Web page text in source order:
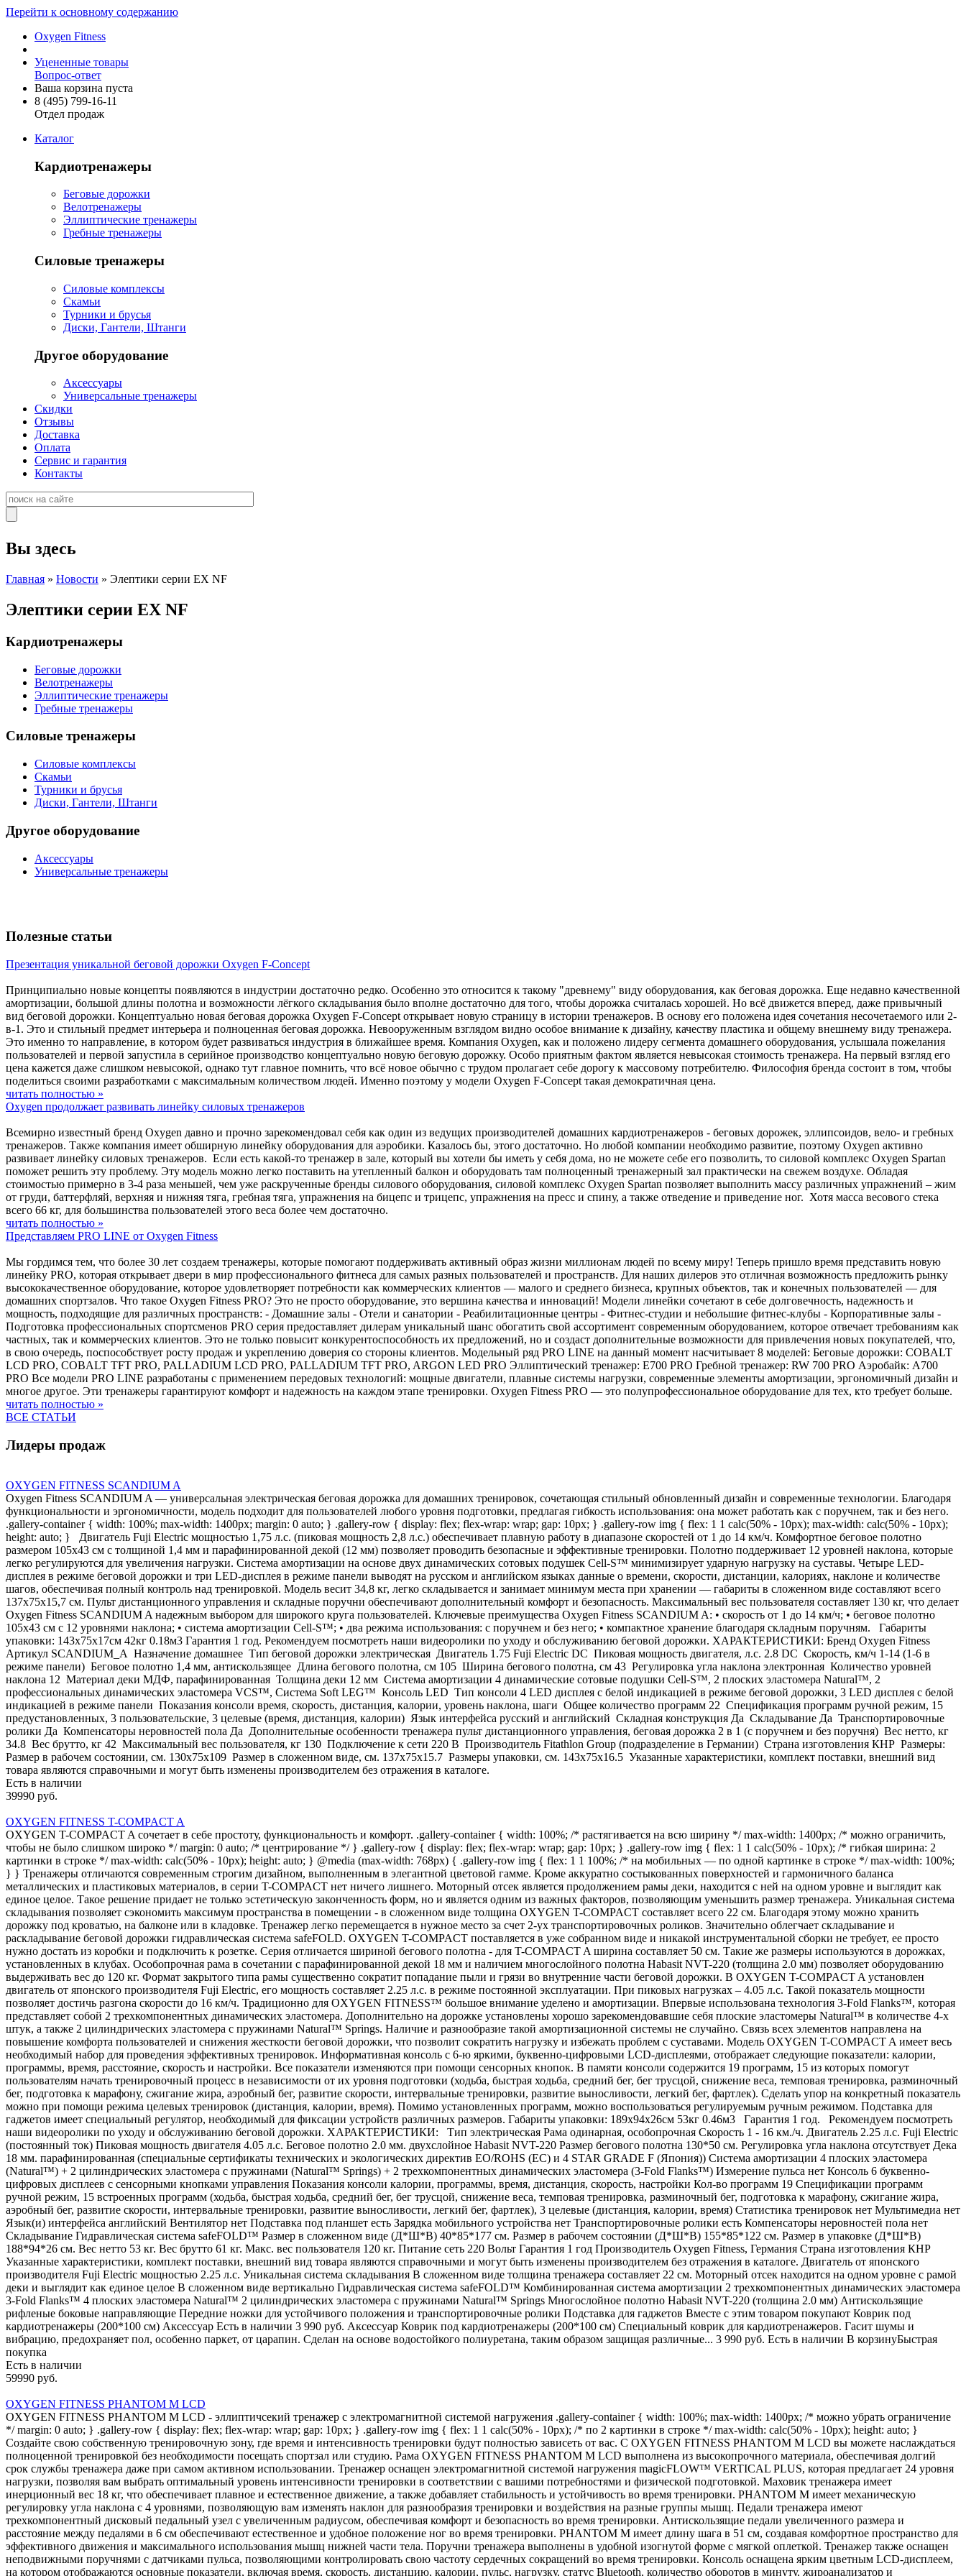
Перейти к основному содержанию
Oxygen Fitness
Уцененные товары
Вопрос-ответ
Ваша корзина пуста
8 (495) 799-16-11
Отдел продаж
Каталог
Кардиотренажеры
Беговые дорожки
Велотренажеры
Эллиптические тренажеры
Гребные тренажеры
Силовые тренажеры
Силовые комплексы
Скамьи
Турники и брусья
Диски, Гантели, Штанги
Другое оборудование
Аксессуары
Универсальные тренажеры
Скидки
Отзывы
Доставка
Оплата
Сервис и гарантия
Контакты
Вы здесь
Главная » Новости » Элептики серии EX NF
Элептики серии EX NF
Кардиотренажеры
Беговые дорожки
Велотренажеры
Эллиптические тренажеры
Гребные тренажеры
Силовые тренажеры
Силовые комплексы
Скамьи
Турники и брусья
Диски, Гантели, Штанги
Другое оборудование
Аксессуары
Универсальные тренажеры
Полезные статьи
Презентация уникальной беговой дорожки Oxygen F-Concept
Принципиально новые концепты появляются в индустрии достаточно редко. Особенно это относится к такому "древнему" виду оборудования, как беговая дорожка. Еще недавно качественной
амортизации, большой длины полотна и возможности лёгкого складывания было вполне достаточно для того, чтобы дорожка считалась хорошей. Но всё движется вперед, даже привычный
вид беговой дорожки. Концептуально новая беговая дорожка Oxygen F-Concept открывает новую страницу в истории тренажеров. В основу его положена идея сочетания несочетаемого или 2-
в-1. Это и стильный предмет интерьера и полноценная беговая дорожка. Невооруженным взглядом видно особое внимание к дизайну, качеству пластика и общему внешнему виду тренажера.
Это именно то направление, в котором будет развиваться индустрия в ближайшее время. Компания Oxygen, как и положено лидеру сегмента домашнего оборудования, услышала пожелания
пользователей и первой запустила в серийное производство концептуально новую беговую дорожку. Особо приятным фактом является невысокая стоимость тренажера. На первый взгляд его
цена кажется даже слишком невысокой, однако тут главное помнить, что всё новое обычно с трудом пролагает себе дорогу к массовому потребителю. Философия бренда состоит в том, чтобы
поделиться своими разработками с максимальным количеством людей. Именно поэтому у модели Oxygen F-Concept такая демократичная цена.
читать полностью »
Oxygen продолжает развивать линейку силовых тренажеров
Всемирно известный бренд Oxygen давно и прочно зарекомендовал себя как один из ведущих производителей домашних кардиотренажеров - беговых дорожек, эллипсоидов, вело- и гребных
тренажеров. Также компания имеет обширную линейку оборудования для аэробики. Казалось бы, этого достаточно. Но любой компании необходимо развитие, поэтому Oxygen активно
развивает линейку силовых тренажеров. Если есть какой-то тренажер в зале, который вы хотели бы иметь у себя дома, но не можете себе его позволить, то силовой комплекс Oxygen Spartan
поможет решить эту проблему. Эту модель можно легко поставить на утепленный балкон и оборудовать там полноценный тренажерный зал практически на свежем воздухе. Обладая
стоимостью примерно в 3-4 раза меньшей, чем уже раскрученные бренды силового оборудования, силовой комплекс Oxygen Spartan позволяет выполнить массу различных упражнений – жим
от груди, баттерфляй, верхняя и нижняя тяга, гребная тяга, упражнения на бицепс и трицепс, упражнения на пресс и спину, а также отведение и приведение ног. Хотя масса весового стека
всего 66 кг, для большинства пользователей этого веса более чем достаточно.
читать полностью »
Представляем PRO LINE от Oxygen Fitness
Мы гордимся тем, что более 30 лет создаем тренажеры, которые помогают поддерживать активный образ жизни миллионам людей по всему миру! Теперь пришло время представить новую
линейку PRO, которая открывает двери в мир профессионального фитнеса для самых разных пользователей и пространств. Для наших дилеров это отличная возможность предложить рынку
высококачественное оборудование, которое удовлетворяет потребности как коммерческих клиентов — малого и среднего бизнеса, крупных объектов, так и конечных пользователей — для
домашних спортзалов. Что такое Oxygen Fitness PRO? Это не просто оборудование, это вершина качества и инноваций! Модели линейки сочетают в себе долговечность, надежность и
мощность, подходящие для различных пространств: - Домашние залы - Отели и санатории - Реабилитационные центры - Фитнес-студии и небольшие фитнес-клубы - Корпоративные залы -
Подготовка профессиональных спортсменов PRO серия предоставляет дилерам уникальный шанс обогатить свой ассортимент современным оборудованием, которое отвечает требованиям как
частных, так и коммерческих клиентов. Это не только повысит конкурентоспособность их предложений, но и создаст дополнительные возможности для привлечения новых покупателей, что,
в свою очередь, поспособствует росту продаж и укреплению доверия со стороны клиентов. Модельный ряд PRO LINE на данный момент насчитывает 8 моделей: Беговые дорожки: COBALT
LCD PRO, COBALT TFT PRO, PALLADIUM LCD PRO, PALLADIUM TFT PRO, ARGON LED PRO Эллиптический тренажер: E700 PRO Гребной тренажер: RW 700 PRO Аэробайк: A700
PRO Все модели PRO LINE разработаны с применением передовых технологий: мощные двигатели, плавные системы нагрузки, современные элементы амортизации, эргономичный дизайн и
многое другое. Эти тренажеры гарантируют комфорт и надежность на каждом этапе тренировки. Oxygen Fitness PRO — это полупрофессиональное оборудование для тех, кто требует больше.
читать полностью »
ВСЕ СТАТЬИ
Лидеры продаж
OXYGEN FITNESS SCANDIUM A
Oxygen Fitness SCANDIUM A — универсальная электрическая беговая дорожка для домашних тренировок, сочетающая стильный обновленный дизайн и современные технологии. Благодаря
функциональности и эргономичности, модель подходит для пользователей любого уровня подготовки, предлагая гибкость использования: она может работать как с поручнем, так и без него.
.gallery-container { width: 100%; max-width: 1400px; margin: 0 auto; } .gallery-row { display: flex; flex-wrap: wrap; gap: 10px; } .gallery-row img { flex: 1 1 calc(50% - 10px); max-width: calc(50% - 10px);
height: auto; } Двигатель Fuji Electric мощностью 1,75 л.с. (пиковая мощность 2,8 л.с.) обеспечивает плавную работу в диапазоне скоростей от 1 до 14 км/ч. Комфортное беговое полотно
размером 105х43 см с толщиной 1,4 мм и парафинированной декой (12 мм) позволяет проводить безопасные и эффективные тренировки. Полотно поддерживает 12 уровней наклона, которые
легко регулируются для увеличения нагрузки. Система амортизации на основе двух динамических сотовых подушек Cell-S™ минимизирует ударную нагрузку на суставы. Четыре LED-
дисплея в режиме беговой дорожки и три LED-дисплея в режиме панели выводят на русском и английском языках данные о времени, скорости, дистанции, калориях, наклоне и количестве
шагов, обеспечивая полный контроль над тренировкой. Модель весит 34,8 кг, легко складывается и занимает минимум места при хранении — габариты в сложенном виде составляют всего
137х75х15,7 см. Пульт дистанционного управления и складные поручни обеспечивают дополнительный комфорт и безопасность. Максимальный вес пользователя составляет 130 кг, что делает
Oxygen Fitness SCANDIUM A надежным выбором для широкого круга пользователей. Ключевые преимущества Oxygen Fitness SCANDIUM A: • скорость от 1 до 14 км/ч; • беговое полотно
105х43 см с 12 уровнями наклона; • система амортизации Cell-S™; • два режима использования: с поручнем и без него; • компактное хранение благодаря складным поручням. Габариты
упаковки: 143х75х17см 42кг 0.18м3 Гарантия 1 год. Рекомендуем посмотреть наши видеоролики по уходу и обслуживанию беговой дорожки. ХАРАКТЕРИСТИКИ: Бренд Oxygen Fitness
Артикул SCANDIUM_A Назначение домашнее Тип беговой дорожки электрическая Двигатель 1.75 Fuji Electric DC Пиковая мощность двигателя, л.с. 2.8 DC Скорость, км/ч 1-14 (1-6 в
режиме панели) Беговое полотно 1,4 мм, антискользящее Длина бегового полотна, см 105 Ширина бегового полотна, см 43 Регулировка угла наклона электронная Количество уровней
наклона 12 Материал деки МДФ, парафинированная Толщина деки 12 мм Система амортизации 4 динамические сотовые подушки Cell-S™, 2 плоских эластомера Natural™, 2
профессиональных динамических эластомера VCS™, Система Soft LEG™ Консоль LED Тип консоли 4 LED дисплея с белой индикацией в режиме беговой дорожки, 3 LED дисплея с белой
индикацией в режиме панели Показания консоли время, скорость, дистанция, калории, уровень наклона, шаги Общее количество программ 22 Спецификация программ ручной режим, 15
предустановленных, 3 пользовательские, 3 целевые (время, дистанция, калории) Язык интерфейса русский и английский Складная конструкция Да Складывание Да Транспортировочные
ролики Да Компенсаторы неровностей пола Да Дополнительные особенности тренажера пульт дистанционного управления, беговая дорожка 2 в 1 (с поручнем и без поручня) Вес нетто, кг
34.8 Вес брутто, кг 42 Максимальный вес пользователя, кг 130 Подключение к сети 220 В Производитель Fitathlon Group (подразделение в Германии) Страна изготовления КНР Размеры:
Размер в рабочем состоянии, см. 130х75x109 Размер в сложенном виде, см. 137х75x15.7 Размеры упаковки, см. 143х75x16.5 Указанные характеристики, комплект поставки, внешний вид
товара являются справочными и могут быть изменены производителем без отражения в каталоге.
Есть в наличии
39990 руб.
OXYGEN FITNESS T-COMPACT A
OXYGEN T-COMPACT A сочетает в себе простоту, функциональность и комфорт. .gallery-container { width: 100%; /* растягивается на всю ширину */ max-width: 1400px; /* можно ограничить,
чтобы не было слишком широко */ margin: 0 auto; /* центрирование */ } .gallery-row { display: flex; flex-wrap: wrap; gap: 10px; } .gallery-row img { flex: 1 1 calc(50% - 10px); /* гибкая ширина: 2
картинки в строке */ max-width: calc(50% - 10px); height: auto; } @media (max-width: 768px) { .gallery-row img { flex: 1 1 100%; /* на мобильных — по одной картинке в строке */ max-width: 100%;
} } Тренажеры отличаются современным строгим дизайном, выполненным в элегантной цветовой гамме. Кроме аккуратно состыкованных поверхностей и гармоничного баланса
металлических и пластиковых материалов, в серии T-COMPACT нет ничего лишнего. Моторный отсек является продолжением рамы деки, находится с ней на одном уровне и выглядит как
единое целое. Такое решение придает не только эстетическую законченность форм, но и является одним из важных факторов, позволяющим уменьшить размер тренажера. Уникальная система
складывания позволяет сэкономить максимум пространства в помещении - в сложенном виде толщина OXYGEN T-COMPACT составляет всего 22 см. Благодаря этому можно хранить
дорожку под кроватью, на балконе или в кладовке. Тренажер легко перемещается в нужное место за счет 2-ух транспортировочных роликов. Значительно облегчает складывание и
раскладывание беговой дорожки гидравлическая система safeFOLD. OXYGEN T-COMPACT поставляется в уже собранном виде и никакой инструментальной сборки не требует, ее просто
нужно достать из коробки и подключить к розетке. Серия отличается шириной бегового полотна - для T-COMPACT A ширина составляет 50 см. Такие же размеры используются в дорожках,
установленных в клубах. Особопрочная рама в сочетании с парафинированной декой 18 мм и наличием многослойного полотна Habasit NVT-220 (толщина 2.0 мм) позволяет оборудованию
выдерживать вес до 120 кг. Формат закрытого типа рамы существенно сократит попадание пыли и грязи во внутренние части беговой дорожки. В OXYGEN T-COMPACT A установлен
двигатель от японского производителя Fuji Electric, его мощность составляет 2.25 л.с. в режиме постоянной эксплуатации. При пиковых нагрузках – 4.05 л.с. Такой показатель мощности
позволяет достичь разгона скорости до 16 км/ч. Традиционно для OXYGEN FITNESS™ большое внимание уделено и амортизации. Впервые использована технология 3-Fold Flanks™, которая
представляет собой 2 трехкомпонентных динамических эластомера. Дополнительно на дорожке установлены хорошо зарекомендовавшие себя плоские эластомеры Natural™ в количестве 4-х
штук, а также 2 цилиндрических эластомера с пружинами Natural™ Springs. Наличие и разнообразие такой амортизационной системы не случайно. Связь всех элементов направлена на
повышение комфорта пользователей и снижения жесткости беговой дорожки, что позволит сократить нагрузку и избежать проблем с суставами. Модель OXYGEN T-COMPACT A имеет весь
необходимый набор для проведения эффективных тренировок. Информативная консоль с 6-ю яркими, буквенно-цифровыми LCD-дисплеями, отображает следующие показатели: калории,
программы, время, расстояние, скорость и настройки. Все показатели изменяются при помощи сенсорных кнопок. В памяти консоли содержится 19 программ, 15 из которых помогут
пользователям начать тренировочный процесс в независимости от их уровня подготовки (ходьба, быстрая ходьба, средний бег, бег трусцой, снижение веса, темповая тренировка, разминочный
бег, подготовка к марафону, сжигание жира, аэробный бег, развитие скорости, интервальные тренировки, развитие выносливости, легкий бег, фартлек). Сделать упор на конкретный показатель
можно при помощи режима целевых тренировок (дистанция, калории, время). Помимо установленных программ, можно воспользоваться регулируемым ручным режимом. Подставка для
гаджетов имеет специальный регулятор, необходимый для фиксации устройств различных размеров. Габариты упаковки: 189х94х26см 53кг 0.46м3 Гарантия 1 год. Рекомендуем посмотреть
наши видеоролики по уходу и обслуживанию беговой дорожки. ХАРАКТЕРИСТИКИ: Тип электрическая Рама одинарная, особопрочная Скорость 1 - 16 км./ч. Двигатель 2.25 л.с. Fuji Electric
(постоянный ток) Пиковая мощность двигателя 4.05 л.с. Беговое полотно 2.0 мм. двухслойное Habasit NVT-220 Размер бегового полотна 130*50 см. Регулировка угла наклона отсутствует Дека
18 мм. парафинированная (специальные сертификаты технических и экологических директив EO/ROHS (ЕС) и 4 STAR GRADE F (Япония)) Система амортизации 4 плоских эластомера
(Natural™) + 2 цилиндрических эластомера с пружинами (Natural™ Springs) + 2 трехкомпонентных динамических эластомера (3-Fold Flanks™) Измерение пульса нет Консоль 6 буквенно-
цифровых дисплеев с сенсорными кнопками управления Показания консоли калории, программы, время, дистанция, скорость, настройки Кол-во программ 19 Спецификации программ
ручной режим, 15 встроенных программ (ходьба, быстрая ходьба, средний бег, бег трусцой, снижение веса, темповая тренировка, разминочный бег, подготовка к марафону, сжигание жира,
аэробный бег, развитие скорости, интервальные тренировки, развитие выносливости, легкий бег, фартлек), 3 целевые (дистанция, калории, время) Статистика тренировок нет Мультимедиа нет
Язык(и) интерфейса английский Вентилятор нет Подставка под планшет есть Зарядка мобильного устройства нет Транспортировочные ролики есть Компенсаторы неровностей пола нет
Складывание Гидравлическая система safeFOLD™ Размер в сложенном виде (Д*Ш*В) 40*85*177 см. Размер в рабочем состоянии (Д*Ш*В) 155*85*122 см. Размер в упаковке (Д*Ш*В)
188*94*26 см. Вес нетто 53 кг. Вес брутто 61 кг. Макс. вес пользователя 120 кг. Питание сеть 220 Вольт Гарантия 1 год Производитель Oxygen Fitness, Германия Страна изготовления КНР
Указанные характеристики, комплект поставки, внешний вид товара являются справочными и могут быть изменены производителем без отражения в каталоге. Двигатель от японского
производителя Fuji Electric мощностью 2.25 л.с. Уникальная система складывания В сложенном виде толщина тренажера составляет 22 см. Моторный отсек находится на одном уровне с рамой
деки и выглядит как единое целое В сложенном виде вертикально Гидравлическая система safeFOLD™ Комбинированная система амортизации 2 трехкомпонентных динамических эластомера
3-Fold Flanks™ 4 плоских эластомера Natural™ 2 цилиндрических эластомера с пружинами Natural™ Springs Многослойное полотно Habasit NVT-220 (толщина 2.0 мм) Антискользящие
рифленые боковые направляющие Передние ножки для устойчивого положения и транспортировочные ролики Подставка для гаджетов Вместе с этим товаром покупают Коврик под
кардиотренажеры (200*100 см) Аксессуар Есть в наличии 3 990 руб. Аксессуар Коврик под кардиотренажеры (200*100 см) Специальный коврик для кардиотренажеров. Гасит шумы и
вибрацию, предохраняет пол, особенно паркет, от царапин. Сделан на основе водостойкого полиуретана, таким образом защищая различные... 3 990 руб. Есть в наличии В корзинуБыстрая
покупка
Есть в наличии
59990 руб.
OXYGEN FITNESS PHANTOM M LCD
OXYGEN FITNESS PHANTOM M LCD - эллиптичсекий тренажер с электромагнитной системой нагружения .gallery-container { width: 100%; max-width: 1400px; /* можно убрать ограничение
*/ margin: 0 auto; } .gallery-row { display: flex; flex-wrap: wrap; gap: 10px; } .gallery-row img { flex: 1 1 calc(50% - 10px); /* по 2 картинки в строке */ max-width: calc(50% - 10px); height: auto; }
Создайте свою собственную тренировочную зону, где время и интенсивность тренировки будут полностью зависеть от вас. С OXYGEN FITNESS PHANTOM M LCD вы можете наслаждаться
полноценной тренировкой без необходимости посещать спортзал или студию. Рама OXYGEN FITNESS PHANTOM M LCD выполнена из высокопрочного материала, обеспечивая долгий
срок службы тренажера даже при самом активном использовании. Тренажер оснащен электромагнитной системой нагружения magicFLOW™ VERTICAL PLUS, которая предлагает 24 уровня
нагрузки, позволяя вам выбрать оптимальный уровень интенсивности тренировки в соответствии с вашими потребностями и физической подготовкой. Маховик тренажера имеет
инерционный вес 18 кг, что обеспечивает плавное и естественное движение, а также добавляет стабильность и устойчивость во время тренировки. PHANTOM M имеет механическую
регулировку угла наклона с 4 уровнями, позволяющую вам изменять наклон для разнообразия тренировки и воздействия на разные группы мышц. Педали тренажера имеют
трехкомпонентный дисковый педальный узел с увеличенным радиусом, обеспечивая комфорт и безопасность во время тренировки. Антискользящие педали увеличенного размера и
расстояние между педалями в 6 см обеспечивают естественное и удобное положение ног во время тренировки. PHANTOM M имеет длину шага в 51 см, создавая комфортное пространство для
эффективного движения и максимального использования мышц нижней части тела. Поручни тренажера выполнены в удобной изогнутой форме с мягкой оплеткой. Тренажер также оснащен
неподвижными поручнями с датчиками пульса, позволяющими контролировать свою частоту сердечных сокращений во время тренировки. Консоль оснащена ярким цветным LCD-дисплеем,
на котором отображаются основные показатели, включая время, скорость, дистанцию, калории, пульс, нагрузку, статус Bluetooth, количество оборотов в минуту, жироанализатор и